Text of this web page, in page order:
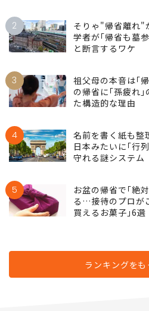
2
そりゃ"帰省離れ"
学者が｢帰省も墓
と断言するワケ
3
祖父母の本音は｢
の帰省に｢孫疲れ｣
た構造的な理由
4
名前を書く紙も
日本みたいに｢行
守れる謎システム
5
お盆の帰省で｢絶
る…接待のプロが
買えるお菓子｣6選
ランキングをも